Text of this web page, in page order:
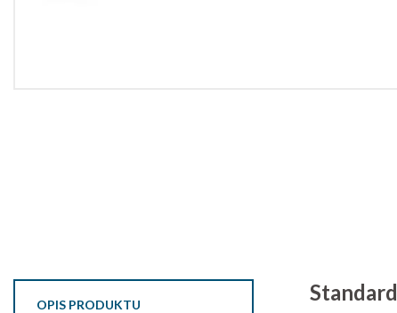
OPIS PRODUKTU